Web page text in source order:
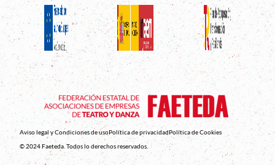
Aviso legal y Condiciones de usoPolítica de privacidadPolítica de Cookies
© 2024 Faeteda. Todos lo derechos reservados.